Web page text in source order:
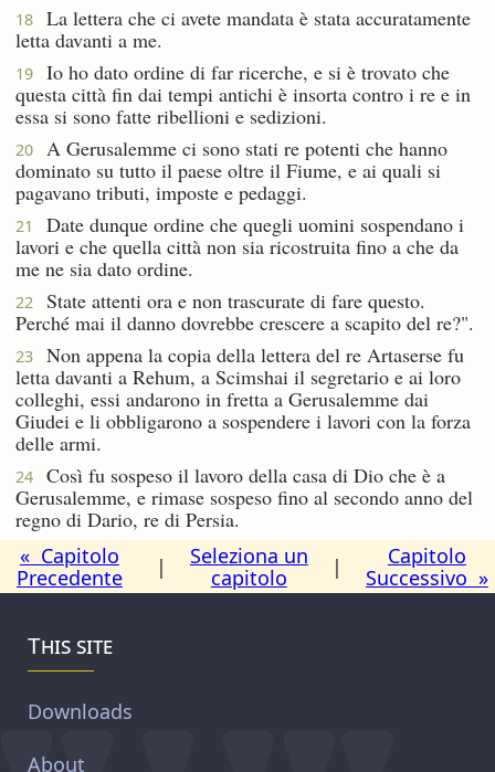
18
La lettera che ci avete mandata è stata accuratamente
letta davanti a me.
19
Io ho dato ordine di far ricerche, e si è trovato che
questa città fin dai tempi antichi è insorta contro i re e in
essa si sono fatte ribellioni e sedizioni.
20
A Gerusalemme ci sono stati re potenti che hanno
dominato su tutto il paese oltre il Fiume, e ai quali si
pagavano tributi, imposte e pedaggi.
21
Date dunque ordine che quegli uomini sospendano i
lavori e che quella città non sia ricostruita fino a che da
me ne sia dato ordine.
22
State attenti ora e non trascurate di fare questo.
Perché mai il danno dovrebbe crescere a scapito del re?".
23
Non appena la copia della lettera del re Artaserse fu
letta davanti a Rehum, a Scimshai il segretario e ai loro
colleghi, essi andarono in fretta a Gerusalemme dai
Giudei e li obbligarono a sospendere i lavori con la forza
delle armi.
24
Così fu sospeso il lavoro della casa di Dio che è a
Gerusalemme, e rimase sospeso fino al secondo anno del
regno di Dario, re di Persia.
« Capitolo
Precedente
|
Seleziona un
capitolo
|
Capitolo
Successivo »
This site
Downloads
About